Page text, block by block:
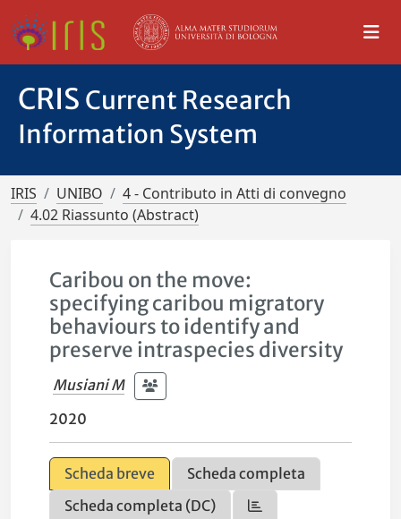
CRIS Current Research
Information System
IRIS UNIBO
4 - Contributo in Atti di convegno
4.02 Riassunto (Abstract)
Caribou on the move:
specifying caribou migratory
behaviours to identify and
preserve intraspecies diversity
Musiani M
2020
Scheda breve
Scheda completa
Scheda completa (DC)